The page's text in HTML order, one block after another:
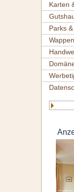
Karten
Parks